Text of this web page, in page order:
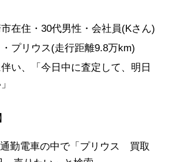
在住・30代男性・会社員(Kさん)
プリウス(走行距離9.8万km)
い、「今日中に査定して、明日
通勤電車の中で「プリウス 買取